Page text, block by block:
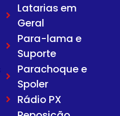
Latarias em
Geral
Para-lama e
Suporte
Parachoque e
Spoler
Rádio PX